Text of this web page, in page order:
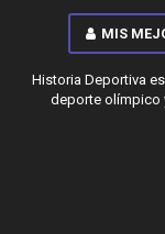
MIS
Historia Deportiva
deporte olímpico